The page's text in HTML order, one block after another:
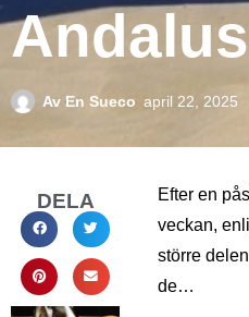
Av En Sueco april 22, 2025
DELA
Efter en
veckan,
större
de…